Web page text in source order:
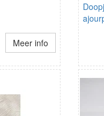
Meer info